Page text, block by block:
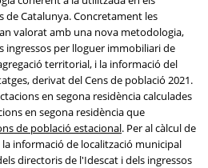
de Catalunya. Concretament les
valorat amb una nova metodologia,
ingressos per lloguer immobiliari de
territorial, i la informació del
derivat del Cens de població 2021.
en segona residència calculades
en segona residència que
de població estacional. Per al càlcul de
informació de localització municipal
directoris de l'Idescat i dels ingressos